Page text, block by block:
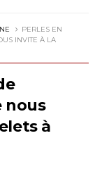
PERLES EN
INVITE À LA
nous
à